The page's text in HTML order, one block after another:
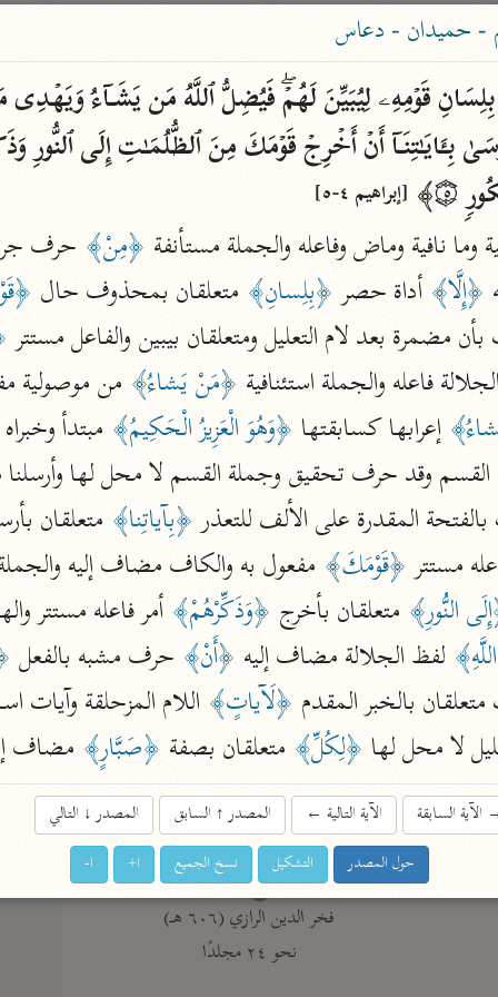
ساهم معنا في نشر القرآن والعلم الشرعي
الباحث القرآني
علوم مصاحف
Type 2 or
1 or
more
عامّة
فتح البيان
صديق حسن خان (١٣٠٧ هـ)
فتح القدير
الشوكاني (١٢٥٠ هـ)
نحو ١١ مجلدًا
التسهيل لعلوم التنزيل
ابن جُزَيّ (٧٤١ هـ)
نحو ٣ مجلدات
موسوعات
روح المعاني
الآلوسي (١٢٧٠ هـ)
نحو ٢٨ مجلدًا
مفاتيح الغيب
فخر الدين الرازي (٦٠٦ هـ)
نحو ٢٤ مجلدًا
معاصرة
- حميدان - دعاس
۝٥﴾
[إبراهيم ٤-٥]
وما نافية وماض وفاعله والجملة مستأنفة ﴿مِنْ﴾ حرف جر
﴿إِلَّا﴾ أداة حصر ﴿بِلِسانِ﴾ متعلقان بمحذوف حال
مضمرة بعد لام التعليل ومتعلقان بيبين والفاعل مستتر
فاعله والجملة استئنافية ﴿مَنْ يَشاءُ﴾
إعرابها كسابقتها ﴿وَهُوَ الْعَزِيزُ الْحَكِيمُ﴾ مبتدأ
القسم وقد حرف تحقيق وجملة القسم لا محل لها وأرسلنا
المقدرة على الألف للتعذر ﴿بِآياتِنا﴾ متعلقان
مستتر ﴿قَوْمَكَ﴾ مفعول به والكاف مضاف إليه
النُّورِ﴾ متعلقان بأخرج ﴿وَذَكِّرْهُمْ﴾ أمر فاعله مستتر
لفظ الجلالة مضاف إليه ﴿أَنْ﴾ حرف مشبه بالفعل
بالخبر المقدم ﴿لَآياتٍ﴾
لا محل لها ﴿لِكُلِّ﴾ متعلقان بصفة ﴿صَبَّارٍ﴾ مضاف
الآية السابقة الآية التالية ← المصدر↑السابق المصدر↓التالي
حول المصدر التشكيل نسخ الجميع ا+ ا-